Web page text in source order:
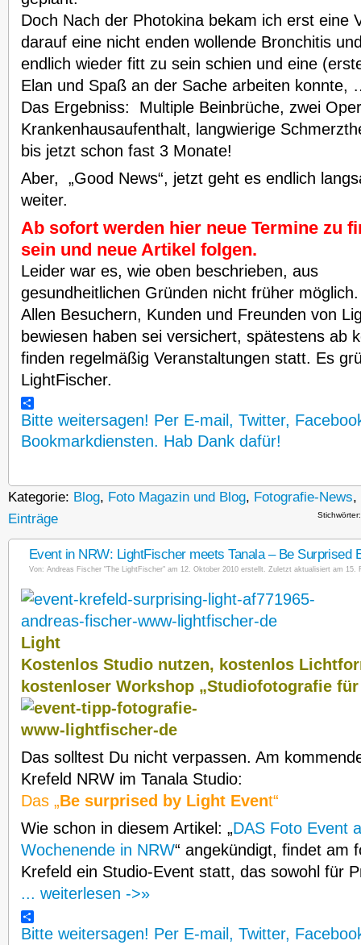
Doch Nach der Photokina bekam ich erst eine
darauf eine nicht enden wollende Bronchitis
endlich wieder fitt zu sein schien und eine
Elan und Spaß an der Sache arbeiten konnte,
Das Ergebniss: Multiple Beinbrüche, zwei
Krankenhausaufenthalt, langwierige
bis jetzt schon fast 3 Monate!
Aber, „Good News“, jetzt geht es endlich
weiter.
Ab sofort werden hier neue Termine zu
sein und neue Artikel folgen.
Leider war es, wie oben beschrieben, aus
gesundheitlichen Gründen nicht früher möglich.
Allen Besuchern, Kunden und Freunden von
bewiesen haben sei versichert, spätestens ab
finden regelmäßig Veranstaltungen statt. Es
LightFischer.
Bitte weitersagen! Per E-mail, Twitter,
Bookmarkdiensten. Hab Dank dafür!
Kategorie: Blog, Foto Magazin und Blog, Fotografie-News,
Einträge
Event in NRW: LightFischer meets Tanala – Be Surprised
Von: Andreas Fischer "The LightFischer" am 12. Oktober 2010 erstellt. Zuletzt aktualisiert am 15.
Light
Kostenlos Studio nutzen, kostenlos
kostenloser Workshop „Studiofotografie für
Das solltest Du nicht verpassen. Am
Krefeld NRW im Tanala Studio:
Das „Be surprised by Light Event“
Wie schon in diesem Artikel: „DAS Foto Event
Wochenende in NRW“ angekündigt, findet am
Krefeld ein Studio-Event statt, das sowohl für
... weiterlesen ->»
Bitte weitersagen! Per E-mail, Twitter,